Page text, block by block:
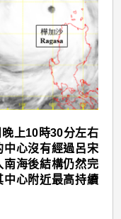
上10時30分左右
心沒有經過呂宋
海後結構仍然完
心附近最高持續